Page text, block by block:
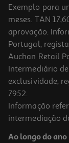
Exemplo para
meses. TAN
aprovação.
Portugal,
Auchan Retail
Intermediário
exclusividade,
7952.
Informação
intermediação
Ao longo do ano